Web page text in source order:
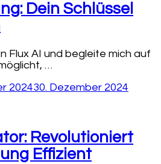
Dein Schlüssel
Flux AI und begleite mich auf
…
202430. Dezember 2024
Revolutioniert
Effizient